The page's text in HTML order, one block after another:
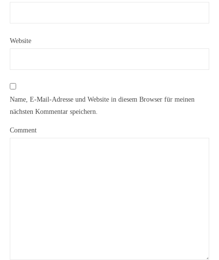
Website
Name, E-Mail-Adresse und Website in diesem Browser für meinen
nächsten Kommentar speichern.
Comment